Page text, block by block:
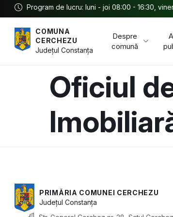
Program de lucru: luni - joi 08:00 - 16:30,
COMUNA
CERCHEZU
JudețulConstanța
Despre
comună
Oficiul
PRIMĂRIA COMUNEI CERCHEZU
JudețulConstanța